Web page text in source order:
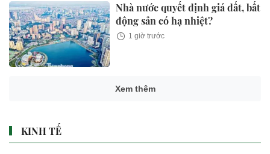
Nhà nước quyết định giá đất, bất
động sản có hạ nhiệt?
1 giờ trước
Xem thêm
KINH TẾ